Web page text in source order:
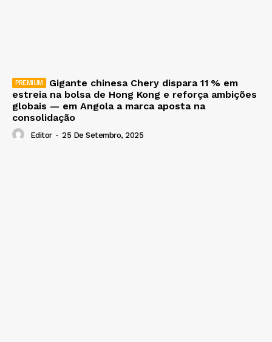
Gigante chinesa Chery dispara 11 % em
estreia na bolsa de Hong Kong e reforça ambições
globais — em Angola a marca aposta na
consolidação
Editor - 25 De Setembro, 2025